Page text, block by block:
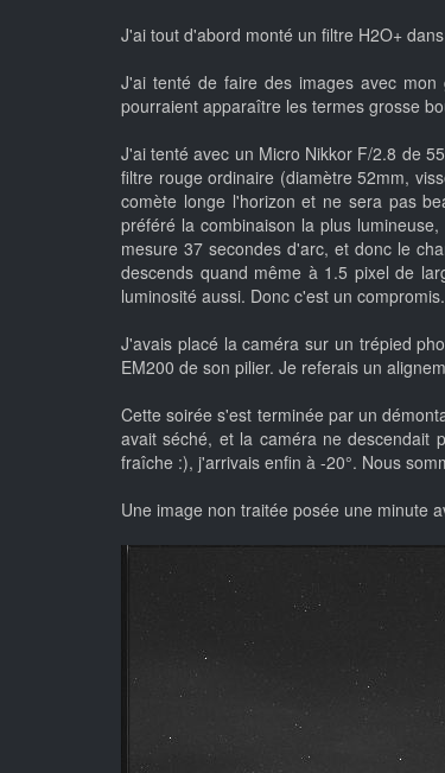
J'ai tout d'abord monté un filtre H2O+
J'ai tenté de faire des images avec
pourraient apparaître les termes grosse
J'ai tenté avec un Micro Nikkor F/2.8 de
filtre rouge ordinaire (diamètre 52mm,
comète longe l'horizon et ne sera pas
préféré la combinaison la plus
mesure 37 secondes d'arc, et donc le
descends quand même à 1.5 pixel de
luminosité aussi. Donc c'est un compromis.
J'avais placé la caméra sur un trépied
EM200 de son pilier. Je referais un
Cette soirée s'est terminée par un
avait séché, et la caméra ne descendait
fraîche :), j'arrivais enfin à -20°. Nous
Une image non traitée posée une minute